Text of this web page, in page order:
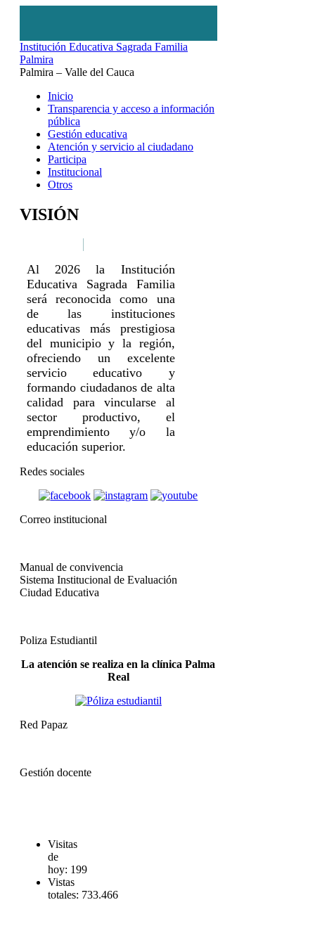
Institución Educativa Sagrada Familia
Palmira
Palmira – Valle del Cauca
Inicio
Transparencia y acceso a información
pública
Gestión educativa
Atención y servicio al ciudadano
Participa
Institucional
Otros
VISIÓN
Al 2026 la Institución
Educativa Sagrada Familia
será reconocida como una
de las instituciones
educativas más prestigiosa
del municipio y la región,
ofreciendo un excelente
servicio educativo y
formando ciudadanos de alta
calidad para vincularse al
sector productivo, el
emprendimiento y/o la
educación superior.
Redes sociales
Correo institucional
Manual de convivencia
Sistema Institucional de Evaluación
Ciudad Educativa
Poliza Estudiantil
La atención se realiza en la clínica Palma
Real
Red Papaz
Gestión docente
Visitas
de
hoy: 199
Vistas
totales: 733.466